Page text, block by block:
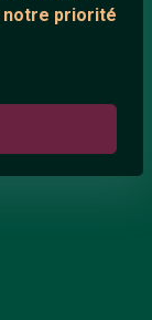
notre priorité